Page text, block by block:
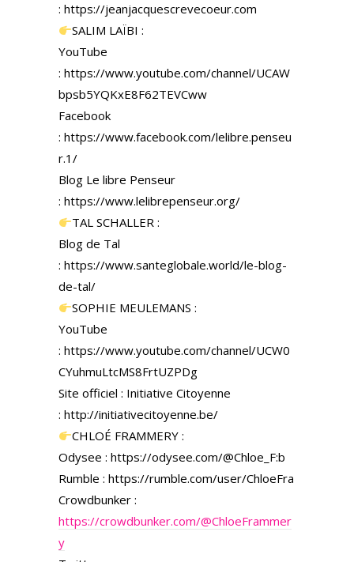
: https://jeanjacquescrevecoeur.com
SALIM LAÏBI :
YouTube
: https://www.youtube.com/channel/UCAW
bpsb5YQKxE8F62TEVCww
Facebook
: https://www.facebook.com/lelibre.penseu
r.1/
Blog Le libre Penseur
: https://www.lelibrepenseur.org/
TAL SCHALLER :
Blog de Tal
: https://www.santeglobale.world/le-blog-
de-tal/
SOPHIE MEULEMANS :
YouTube
: https://www.youtube.com/channel/UCW0
CYuhmuLtcMS8FrtUZPDg
Site officiel : Initiative Citoyenne
: http://initiativecitoyenne.be/
CHLOÉ FRAMMERY :
Odysee : https://odysee.com/@Chloe_F:b
Rumble : https://rumble.com/user/ChloeFra
Crowdbunker :
https://crowdbunker.com/@ChloeFrammer
y